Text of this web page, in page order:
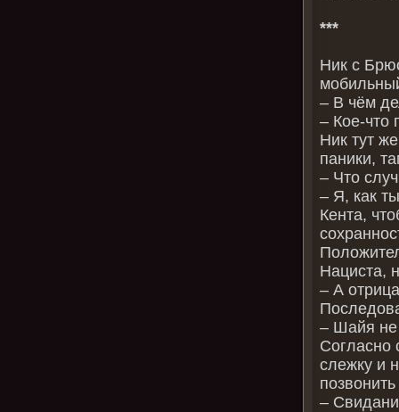
***
Ник с
– В чём
– Кое-что
Ник тут
паники,
– Что
– Я, как
Кента,
Нациста,
– А
– Шайя не
Согласно
слежку и
–